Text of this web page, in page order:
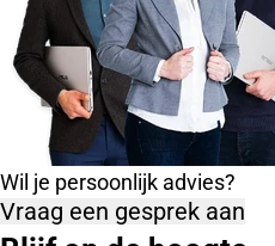
Wil je persoonlijk advies?
Vraag een gesprek aan